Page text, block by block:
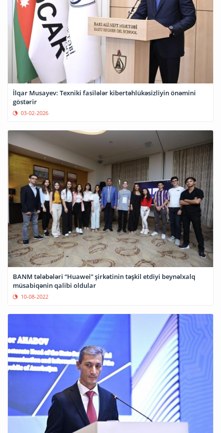
İlqar Musayev: Texniki fasilələr kibertəhlükəsizliyin önəmini
göstərir
03-02-2026
BANM tələbələri “Huawei” şirkətinin təşkil etdiyi beynəlxalq
müsabiqənin qalibi oldular
10-08-2022